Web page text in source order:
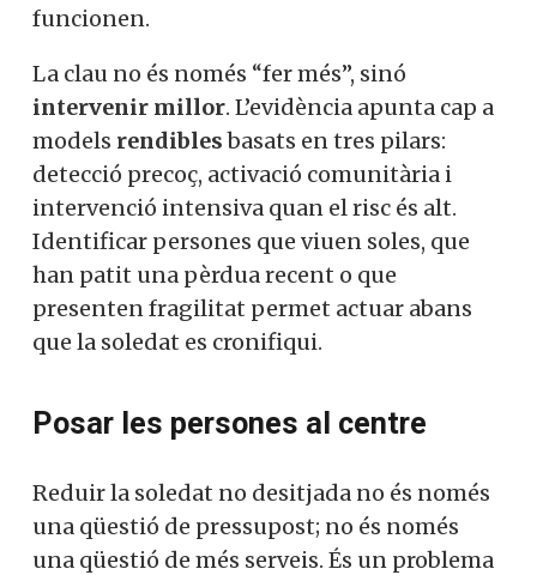
funcionen.
La clau no és només “fer més”, sinó
intervenir millor. L’evidència apunta cap a
models rendiblesbasats en tres pilars:
detecció precoç, activació comunitària i
intervenció intensiva quan el risc és alt.
Identificar persones que viuen soles, que
han patit una pèrdua recent o que
presenten fragilitat permet actuar abans
que la soledat es cronifiqui.
Posar les persones al centre
Reduir la soledat no desitjada no és només
una qüestió de pressupost; no és només
una qüestió de més serveis. És un problema